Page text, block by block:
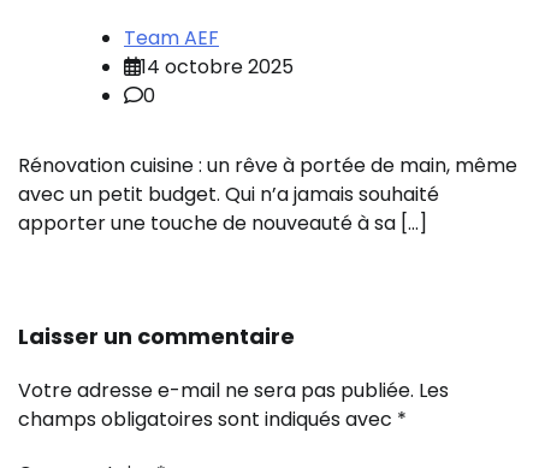
Team AEF
14 octobre 2025
0
Rénovation cuisine : un rêve à portée de main, même
avec un petit budget. Qui n’a jamais souhaité
apporter une touche de nouveauté à sa […]
Laisser un commentaire
Votre adresse e-mail ne sera pas publiée. Les
champs obligatoires sont indiqués avec *